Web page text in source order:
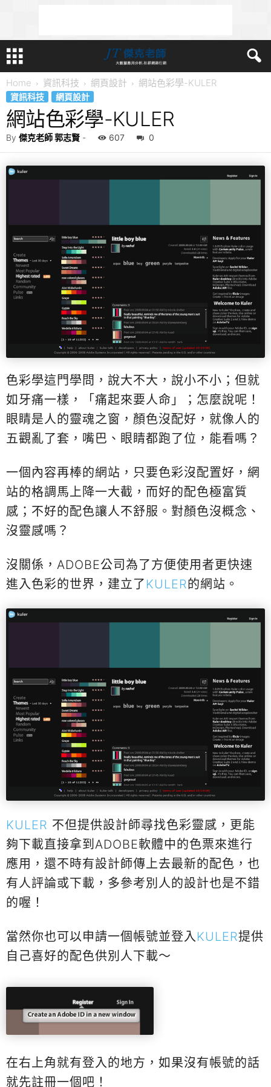
Home 資訊科技 網頁設計 網站色彩學-KULER
資訊科技 網頁設計
網站色彩學-KULER
By 傑克老師 郭志賢- 607 0
色彩學這門學問，說大不大，說小不小；但就
如牙痛一樣，「痛起來要人命」；怎麼說呢！
眼睛是人的靈魂之窗，顏色沒配好，就像人的
五觀亂了套，嘴巴、眼睛都跑了位，能看嗎？
一個內容再棒的網站，只要色彩沒配置好，網
站的格調馬上降一大截，而好的配色極富質
感；不好的配色讓人不舒服。對顏色沒概念、
沒靈感嗎？
沒關係，ADOBE公司為了方便使用者更快速
進入色彩的世界，建立了 KULER的網站。
KULER 不但提供設計師尋找色彩靈感，更能
夠下載直接拿到ADOBE軟體中的色票來進行
應用，還不時有設計師傳上去最新的配色，也
有人評論或下載，多參考別人的設計也是不錯
的喔！
當然你也可以申請一個帳號並登入KULER提供
自己喜好的配色供別人下載～
在右上角就有登入的地方，如果沒有帳號的話
就先註冊一個吧！